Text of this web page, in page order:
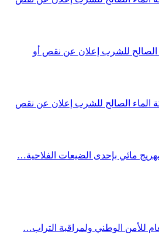
الصالح للشرب إعلان عن نقص أو
الماء الصالح للشرب إعلان عن نقص
مائي بإحدى الضيعات الفلاحية…
للأمن الوطني ولمراقبة التراب…